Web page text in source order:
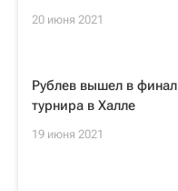
20 июня 2021
Рублев вышел в финал
турнира в Халле
19 июня 2021